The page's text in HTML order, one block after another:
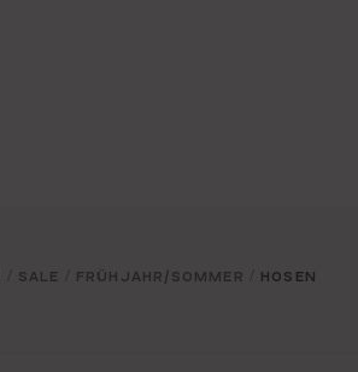
SALE FRÜHJAHR/SOMMER HOSEN